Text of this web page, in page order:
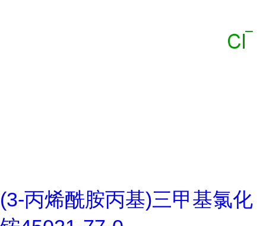
(3-丙烯酰胺丙基)三甲基氯化